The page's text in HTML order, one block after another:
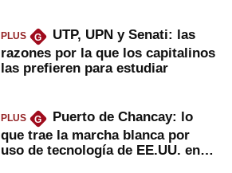
PLUS G
UTP, UPN y Senati: las
razones por la que los capitalinos
las prefieren para estudiar
PLUS G
Puerto de Chancay: lo
que trae la marcha blanca por
uso de tecnología de EE.UU. en